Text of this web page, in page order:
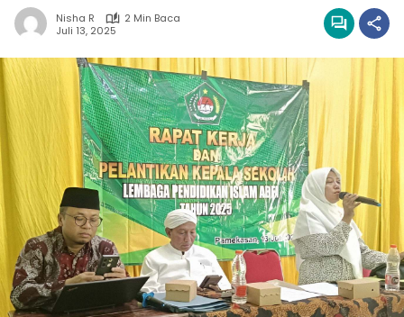
Nisha R
2 Min Baca
Juli 13, 2025